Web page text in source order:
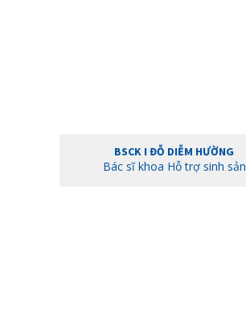
BSCK I ĐỖ DIỄM HƯỜNG
Bác sĩ khoa Hỗ trợ sinh sản